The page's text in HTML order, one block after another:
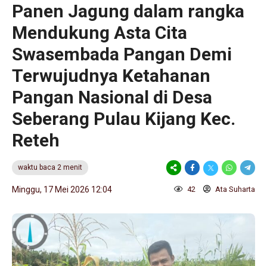
Panen Jagung dalam rangka
Mendukung Asta Cita
Swasembada Pangan Demi
Terwujudnya Ketahanan
Pangan Nasional di Desa
Seberang Pulau Kijang Kec.
Reteh
waktu baca 2 menit
Minggu, 17 Mei 2026 12:04 42 Ata Suharta